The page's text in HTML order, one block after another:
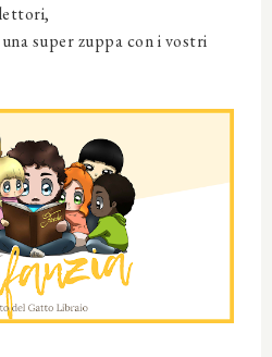
super zuppa con i vostri